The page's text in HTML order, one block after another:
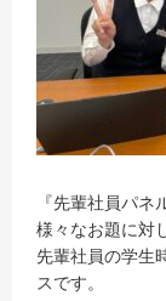
『先輩社員パ
様々なお題に対
先輩社員の学生
スです。